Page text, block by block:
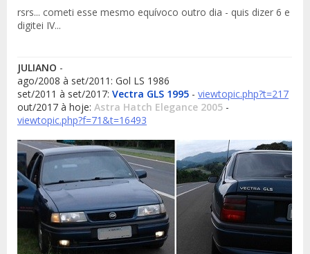
rsrs... cometi esse mesmo equívoco outro dia - quis dizer 6 e
digitei IV...
JULIANO -
ago/2008 à set/2011: Gol LS 1986
set/2011 à set/2017: Vectra GLS 1995 - viewtopic.php?t=217
out/2017 à hoje: Astra Hatch Elegance 2005 -
viewtopic.php?f=71&t=16493